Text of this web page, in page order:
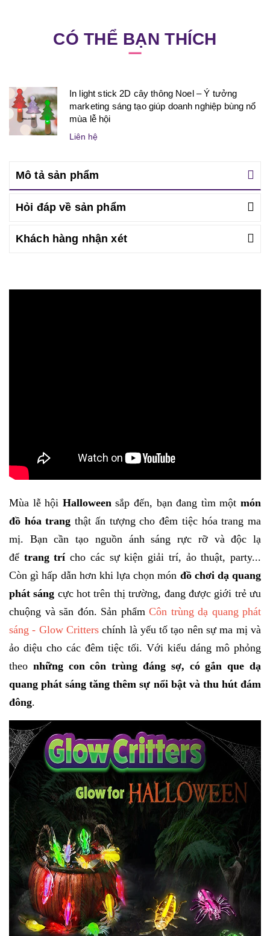
CÓ THỂ BẠN THÍCH
In light stick 2D cây thông Noel – Ý tưởng
marketing sáng tạo giúp doanh nghiệp bùng nổ
mùa lễ hội
Liên hệ
Mô tả sản phẩm
Hỏi đáp về sản phẩm
Khách hàng nhận xét
Mùa lễ hội Halloweensắp đến, bạn đang tìm mộtmón
đồ hóa trang thật ấn tượng cho đêm tiệc hóa trang ma
mị. Bạn cần tạo nguồn ánh sáng rực rỡ và độc lạ
để trang trícho các sự kiện giải trí, ảo thuật, party...
Còn gì hấp dẫn hơn khi lựa chọn món đồ chơi dạ quang
phát sáng cực hot trên thị trường, đang được giới trẻ ưu
chuộng và săn đón. Sản phẩm Côn trùng dạ quang phát
sáng - Glow Critterschính là yếu tố tạo nên sự ma mị và
ảo diệu cho các đêm tiệc tối. Với kiểu dáng mô phỏng
theo những con côn trùng đáng sợ, có gắn que dạ
quang phát sáng tăng thêm sự nổi bật và thu hút đám
đông.